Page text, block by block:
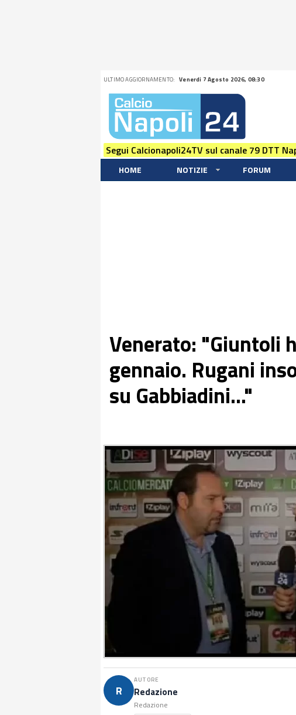
ULTIMO AGGIORNAMENTO: Venerdi 7 Agosto 2026, 08:30
Segui Calcionapoli24TV sul canale 79 DTT
HOME NOTIZIE FORUM
Venerato: "Giuntoli
gennaio. Rugani
su Gabbiadini..."
R
AUTORE
Redazione
Redazione